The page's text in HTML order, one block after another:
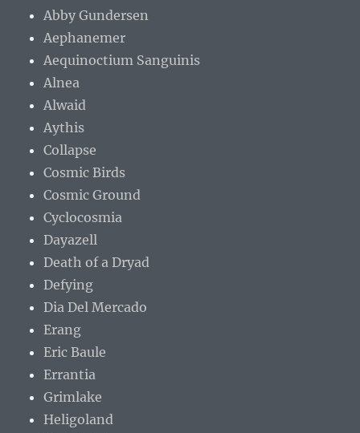
Abby Gundersen
Aephanemer
Aequinoctium Sanguinis
Alnea
Alwaid
Aythis
Collapse
Cosmic Birds
Cosmic Ground
Cyclocosmia
Dayazell
Death of a Dryad
Defying
Dia Del Mercado
Erang
Eric Baule
Errantia
Grimlake
Heligoland